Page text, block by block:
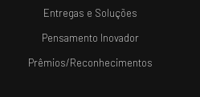
Entregas e Soluções
Pensamento Inovador
Prêmios/Reconhecimentos